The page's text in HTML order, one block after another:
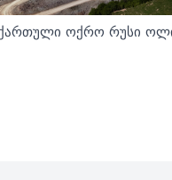
ოქრო რუსი